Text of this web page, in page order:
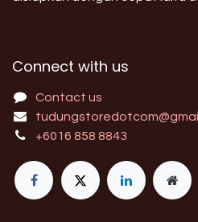
Connect with us
Contact us
+6016 858 8843